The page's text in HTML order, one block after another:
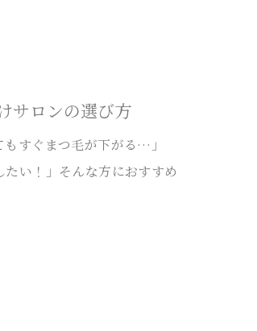
サロンの選び方
すぐまつ毛が下がる…」
い！」そんな方におすすめ